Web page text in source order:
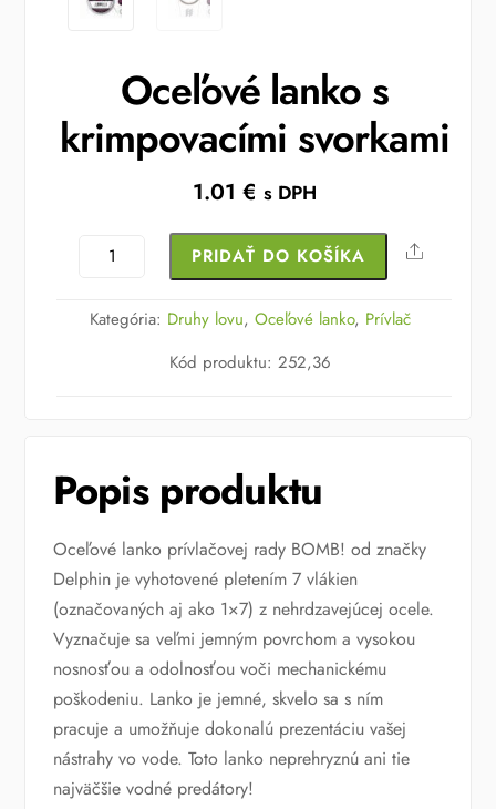
Oceľové lanko s
krimpovacími svorkami
1.01 € s DPH
množstvo
lanko
krimpovacími
PRIDAŤ DO KOŠÍKA Share
Kategória: Druhy lovu,Oceľové lanko, Prívlač
Kód produktu:252,36
Popis produktu
Oceľové lanko prívlačovej rady BOMB! od značky
Delphin je vyhotovené pletením 7 vlákien
(označovaných aj ako 1×7) z nehrdzavejúcej ocele.
Vyznačuje sa veľmi jemným povrchom a vysokou
nosnosťou a odolnosťou voči mechanickému
poškodeniu. Lanko je jemné, skvelo sa s ním
pracuje a umožňuje dokonalú prezentáciu vašej
nástrahy vo vode. Toto lanko neprehryznú ani tie
najväčšie vodné predátory!